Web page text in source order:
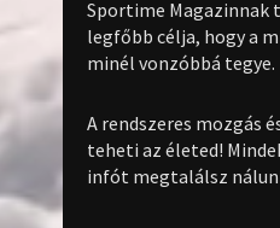
Sportime Magazinnak
legfőbb célja, hogy a
minél vonzóbbá tegye.
A rendszeres mozgás
teheti az életed!
infót megtalálsz